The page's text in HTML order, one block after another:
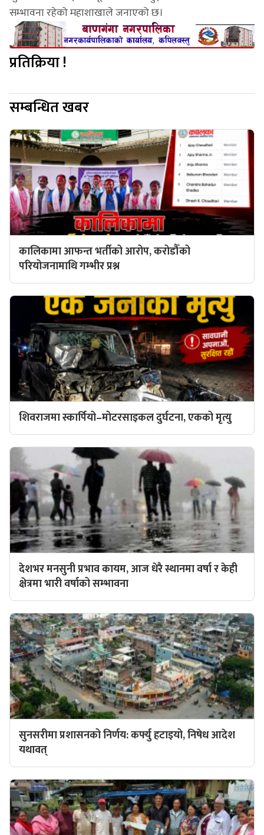
सम्भावना रहेको महाशाखाले जनाएको छ।
प्रतिक्रिया !
सम्बन्धित खबर
कालिकामा आफन्त भर्तीको आरोप, करोडौँको
परियोजनामाथि गम्भीर प्रश्न
शिवराजमा स्कार्पियो–मोटरसाइकल दुर्घटना, एकको मृत्यु
देशभर मनसुनी प्रभाव कायम, आज धेरै स्थानमा वर्षा र केही
क्षेत्रमा भारी वर्षाको सम्भावना
सुनसरीमा प्रशासनको निर्णय: कर्फ्यु हटाइयो, निषेध आदेश
यथावत्